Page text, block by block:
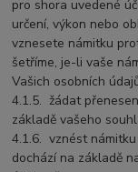
pro shora uvedené
určení, výkon nebo
vznesete námitku
šetříme, je-li vaše
Vašich osobních
4.1.5. žádat
základě vašeho
4.1.6.vznést
dochází na základě